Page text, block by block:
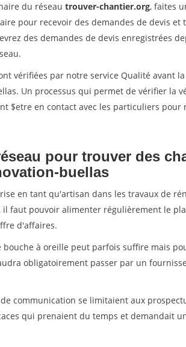
du réseau trouver-chantier.org, faites
pour recevoir des demandes de devis et
des demandes de devis enregistrées
vérifiées par notre service Qualité avant
Un processus qui permet de vérifier la
$etre en contact avec les particuliers
pour trouver des
buellas
en tant qu'artisan dans les travaux de
faut pouvoir alimenter régulièrement le
d'affaires.
bouche à oreille peut parfois suffire mais
obligatoirement passer par un
communication se limitaient aux
qui prenaient du temps et demandait